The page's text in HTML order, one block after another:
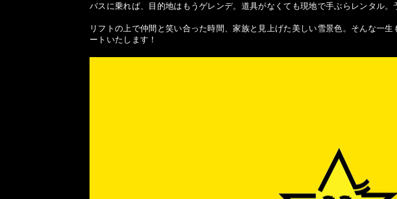
バスに乗れば、目的地はもうゲレンデ。道具がなくても現地で手ぶらレンタル。
リフトの上で仲間と笑い合った時間、家族と見上げた美しい雪景色。そんな一
ートいたします！